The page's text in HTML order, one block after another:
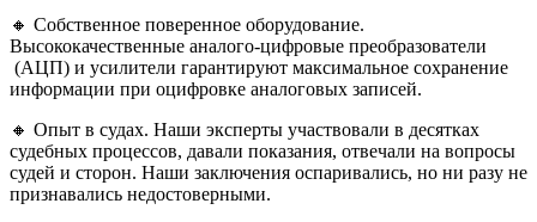
🔸 Собственное поверенное оборудование.
Высококачественные аналого-цифровые преобразователи
(АЦП) и усилители гарантируют максимальное сохранение
информации при оцифровке аналоговых записей.
🔸 Опыт в судах. Наши эксперты участвовали в десятках
судебных процессов, давали показания, отвечали на вопросы
судей и сторон. Наши заключения оспаривались, но ни разу не
признавались недостоверными.